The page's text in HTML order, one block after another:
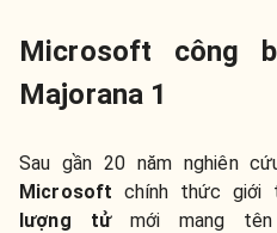
Microsoft công
Majorana 1
Sau gần 20 năm nghiên
Microsoft chính thức giới
lượng tửmới mang